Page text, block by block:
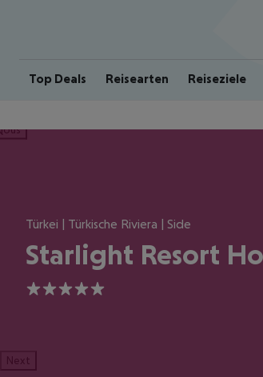
Top Deals Reisearten Reiseziele
Türkei | Türkische Riviera | Side
Starlight Resort
5
Next